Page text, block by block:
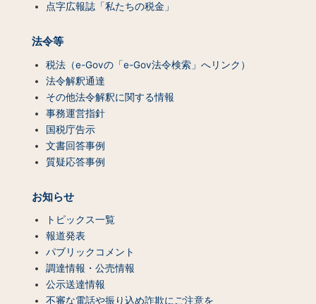
点字広報誌「私たちの税金」
法令等
税法（e-Govの「e-Gov法令検索」へリンク）
法令解釈通達
その他法令解釈に関する情報
事務運営指針
国税庁告示
文書回答事例
質疑応答事例
お知らせ
トピックス一覧
報道発表
パブリックコメント
調達情報・公売情報
公示送達情報
不審な電話や振り込め詐欺にご注意を